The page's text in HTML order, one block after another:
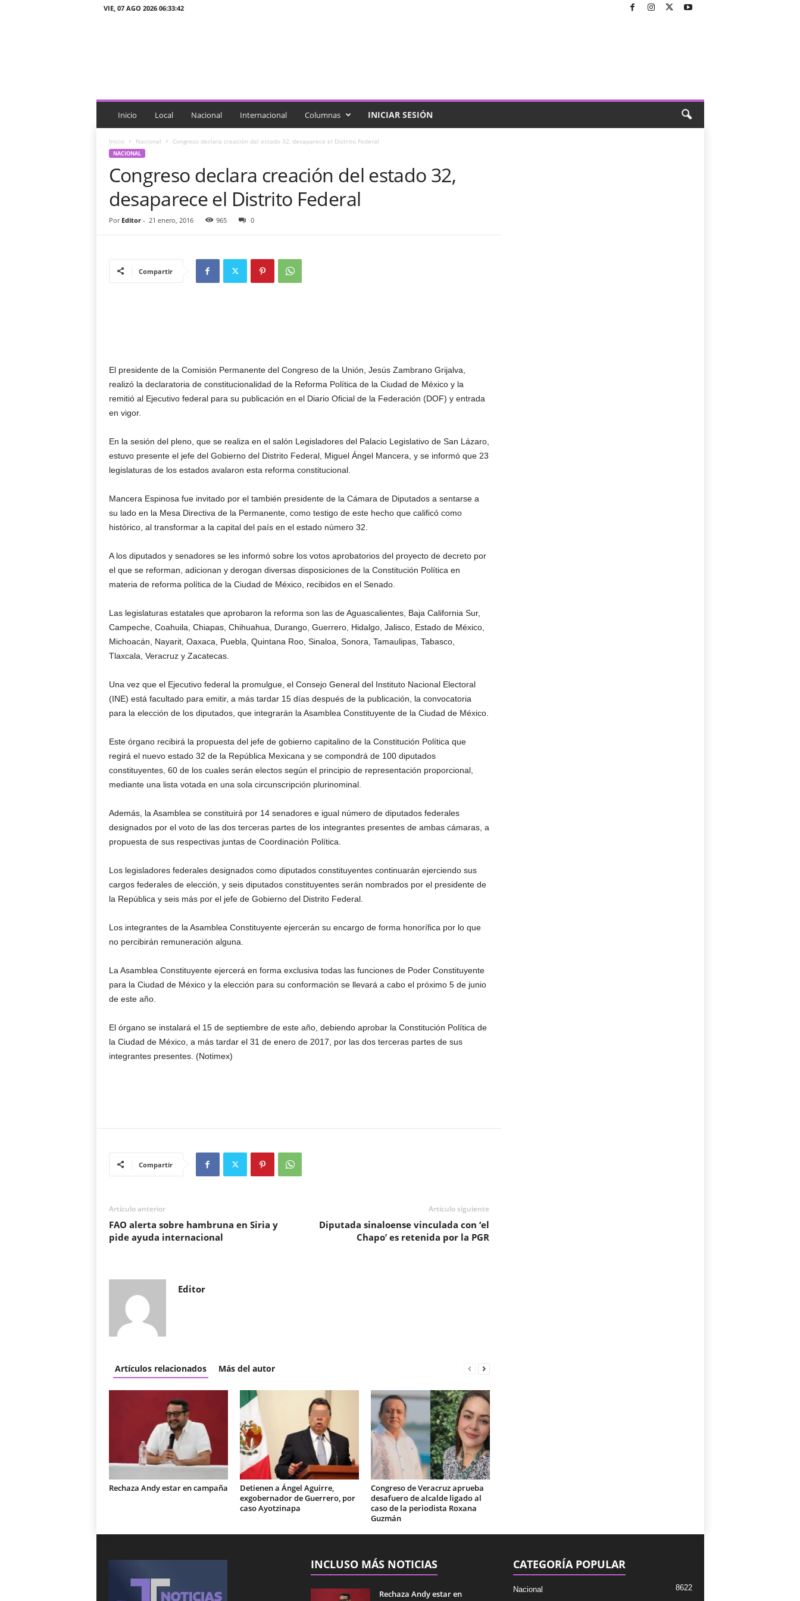
VIE, 07 AGO 2026 06:33:42
c
a
Inicio Local Nacional Internacional Columnas INICIAR SESIÓN
Inicio Nacional Congreso declara creación del estado 32, desaparece el Distrito Federal
NACIONAL
Congreso declara creación del estado 32,
desaparece el Distrito Federal
Por Editor- 21 enero, 2016 965 0
Compartir
El presidente de la Comisión Permanente del Congreso de la Unión, Jesús Zambrano Grijalva,
realizó la declaratoria de constitucionalidad de la Reforma Política de la Ciudad de México y la
remitió al Ejecutivo federal para su publicación en el Diario Oficial de la Federación (DOF) y entrada
en vigor.
En la sesión del pleno, que se realiza en el salón Legisladores del Palacio Legislativo de San Lázaro,
estuvo presente el jefe del Gobierno del Distrito Federal, Miguel Ángel Mancera, y se informó que 23
legislaturas de los estados avalaron esta reforma constitucional.
Mancera Espinosa fue invitado por el también presidente de la Cámara de Diputados a sentarse a
su lado en la Mesa Directiva de la Permanente, como testigo de este hecho que calificó como
histórico, al transformar a la capital del país en el estado número 32.
A los diputados y senadores se les informó sobre los votos aprobatorios del proyecto de decreto por
el que se reforman, adicionan y derogan diversas disposiciones de la Constitución Política en
materia de reforma política de la Ciudad de México, recibidos en el Senado.
Las legislaturas estatales que aprobaron la reforma son las de Aguascalientes, Baja California Sur,
Campeche, Coahuila, Chiapas, Chihuahua, Durango, Guerrero, Hidalgo, Jalisco, Estado de México,
Michoacán, Nayarit, Oaxaca, Puebla, Quintana Roo, Sinaloa, Sonora, Tamaulipas, Tabasco,
Tlaxcala, Veracruz y Zacatecas.
Una vez que el Ejecutivo federal la promulgue, el Consejo General del Instituto Nacional Electoral
(INE) está facultado para emitir, a más tardar 15 días después de la publicación, la convocatoria
para la elección de los diputados, que integrarán la Asamblea Constituyente de la Ciudad de México.
Este órgano recibirá la propuesta del jefe de gobierno capitalino de la Constitución Política que
regirá el nuevo estado 32 de la República Mexicana y se compondrá de 100 diputados
constituyentes, 60 de los cuales serán electos según el principio de representación proporcional,
mediante una lista votada en una sola circunscripción plurinominal.
Además, la Asamblea se constituirá por 14 senadores e igual número de diputados federales
designados por el voto de las dos terceras partes de los integrantes presentes de ambas cámaras, a
propuesta de sus respectivas juntas de Coordinación Política.
Los legisladores federales designados como diputados constituyentes continuarán ejerciendo sus
cargos federales de elección, y seis diputados constituyentes serán nombrados por el presidente de
la República y seis más por el jefe de Gobierno del Distrito Federal.
Los integrantes de la Asamblea Constituyente ejercerán su encargo de forma honorífica por lo que
no percibirán remuneración alguna.
La Asamblea Constituyente ejercerá en forma exclusiva todas las funciones de Poder Constituyente
para la Ciudad de México y la elección para su conformación se llevará a cabo el próximo 5 de junio
de este año.
El órgano se instalará el 15 de septiembre de este año, debiendo aprobar la Constitución Política de
la Ciudad de México, a más tardar el 31 de enero de 2017, por las dos terceras partes de sus
integrantes presentes. (Notimex)
Compartir
Artículo anterior
FAO alerta sobre hambruna en Siria y
pide ayuda internacional
Artículo siguiente
Diputada sinaloense vinculada con ‘el
Chapo’ es retenida por la PGR
Editor
Artículos relacionados Más del autor
Rechaza Andy estar en campaña
Detienen a Ángel Aguirre,
exgobernador de Guerrero, por
caso Ayotzinapa
Congreso de Veracruz aprueba
desafuero de alcalde ligado al
caso de la periodista Roxana
Guzmán
INCLUSO MÁS NOTICIAS
Rechaza Andy estar en
CATEGORÍA POPULAR
Nacional 8622